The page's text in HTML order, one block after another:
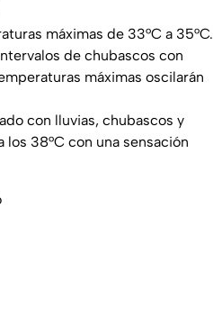
máximas de 33°C a 35°C.
de chubascos con
máximas oscilarán
con lluvias, chubascos y
38°C con una sensación